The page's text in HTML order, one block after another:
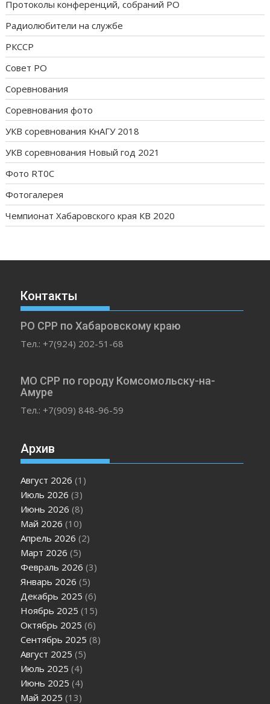
Протоколы конференций, собраний РО
Радиолюбители на службе
РКССР
Совет РО
Соревнования
Соревнования фото
УКВ соревнования КнАГУ 2018
УКВ соревнования Новый год 2021
Фото RT0C
Фотогалерея
Чемпионат Хабаровского края КВ 2020
Контакты
РО СРР по Хабаровскому краю
Тел.: +7(924) 202-51-68
МО СРР по городу Комсомольску-на-
Амуре
Тел.: +7(909) 848-96-59
Архив
Август 2026 (1)
Июль 2026 (3)
Июнь 2026 (8)
Май 2026 (10)
Апрель 2026 (2)
Март 2026 (5)
Февраль 2026 (3)
Январь 2026 (5)
Декабрь 2025 (6)
Ноябрь 2025 (15)
Октябрь 2025 (6)
Сентябрь 2025 (8)
Август 2025 (5)
Июль 2025 (4)
Июнь 2025 (4)
Май 2025 (13)